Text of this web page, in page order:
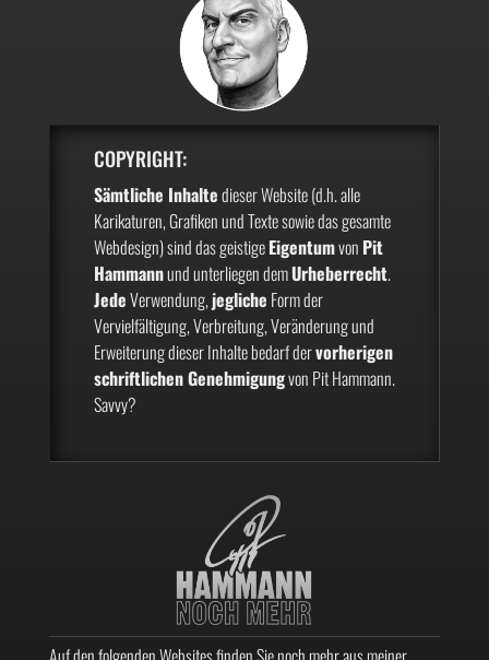
COPYRIGHT:
Sämtliche Inhaltedieser Website (d.h. alle
Karikaturen, Grafiken und Texte sowie das gesamte
Webdesign) sind das geistigeEigentumvon Pit
Hammannund unterliegen demUrheberrecht.
JedeVerwendung,jegliche Form der
Vervielfältigung, Verbreitung, Veränderung und
Erweiterung dieser Inhalte bedarf dervorherigen
schriftlichen Genehmigungvon Pit Hammann.
Savvy?